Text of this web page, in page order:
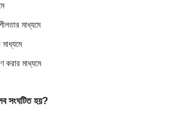
মাধ্যমে
করার মাধ্যমে
সংঘটিত হয়?